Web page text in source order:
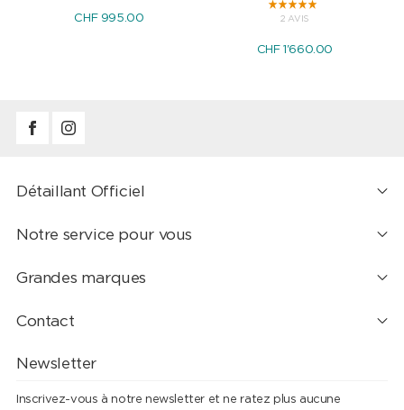
CHF 995.00 2 AVIS
CHF 1'660.00
Détaillant Officiel
Notre service pour vous
Grandes marques
Contact
Newsletter
Inscrivez-vous à notre newsletter et ne ratez plus aucune